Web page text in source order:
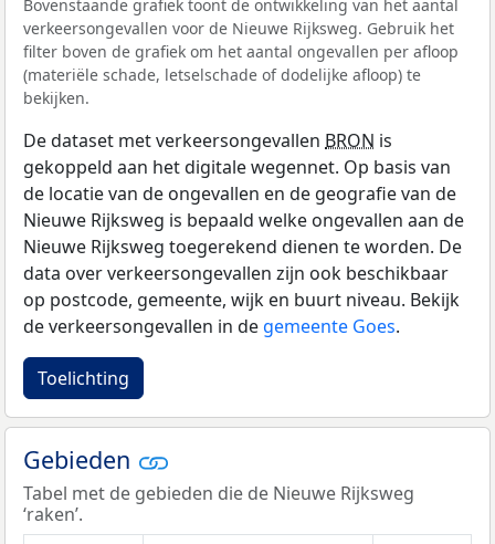
Bovenstaande grafiek toont de ontwikkeling van het aantal
verkeersongevallen voor de Nieuwe Rijksweg. Gebruik het
filter boven de grafiek om het aantal ongevallen per afloop
(materiële schade, letselschade of dodelijke afloop) te
bekijken.
De dataset met verkeersongevallen BRON is
gekoppeld aan het digitale wegennet. Op basis van
de locatie van de ongevallen en de geografie van de
Nieuwe Rijksweg is bepaald welke ongevallen aan de
Nieuwe Rijksweg toegerekend dienen te worden. De
data over verkeersongevallen zijn ook beschikbaar
op postcode, gemeente, wijk en buurt niveau. Bekijk
de verkeersongevallen in de gemeente Goes.
Toelichting
Gebieden
Tabel met de gebieden die de Nieuwe Rijksweg
‘raken’.